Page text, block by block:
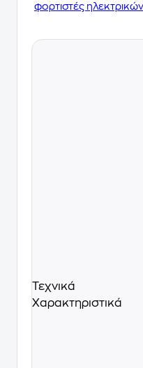
φορτιστές
Τεχνικά
Χαρακτηριστικά